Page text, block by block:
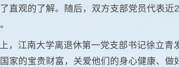
直观的了解。随后，双方支部党员代表
，江南大学离退休第一党支部书记徐立青
家的宝贵财富，关爱他们的身心健康、